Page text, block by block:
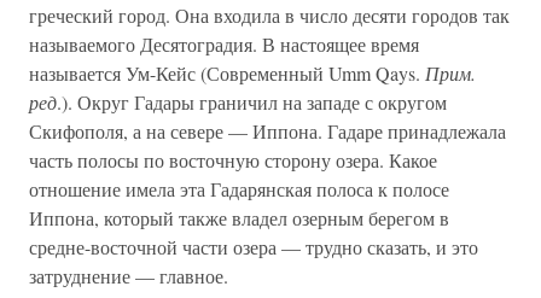
греческий город. Она входила в число десяти городов так
называемого Десятоградия. В настоящее время
называется Ум-Кейс (Современный Umm Qays. Прим.
ред.). Округ Гадары граничил на западе с округом
Скифополя, а на севере — Иппона. Гадаре принадлежала
часть полосы по восточную сторону озера. Какое
отношение имела эта Гадарянская полоса к полосе
Иппона, который также владел озерным берегом в
средне-восточной части озера — трудно сказать, и это
затруднение — главное.